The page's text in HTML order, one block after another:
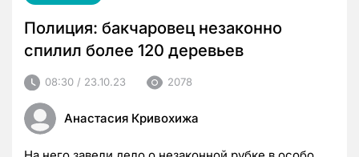
Полиция: бакчаровец незаконно
спилил более 120 деревьев
08:30 / 23.10.23 2078
Анастасия Кривохижа